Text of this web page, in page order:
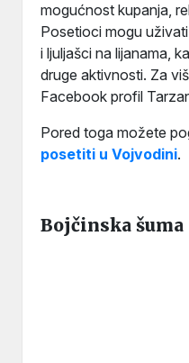
mogućnost kupanja,
Posetioci mogu
i ljuljašci na lijanama,
druge aktivnosti. Za
Facebook profil
Pored toga možete
posetiti u Vojvodini.
Bojčinska